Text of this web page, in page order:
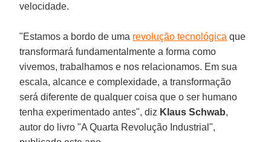
velocidade.
"Estamos a bordo de uma revolução tecnológica que
transformará fundamentalmente a forma como
vivemos, trabalhamos e nos relacionamos. Em sua
escala, alcance e complexidade, a transformação
será diferente de qualquer coisa que o ser humano
tenha experimentado antes", diz Klaus Schwab,
autor do livro "A Quarta Revolução Industrial",